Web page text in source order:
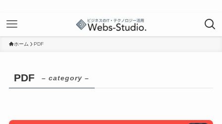
ホーム PDF
PDF – category –